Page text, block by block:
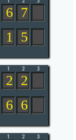
6 7
1
5
2 2
6 6